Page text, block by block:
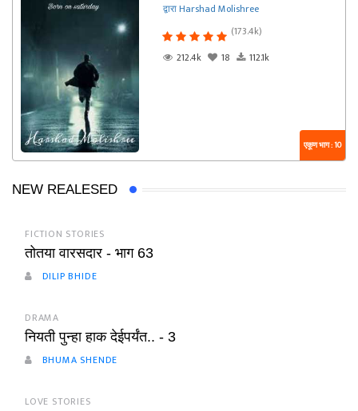
द्वारा Harshad Molishree
(173.4k)
212.4k
18 112.1k
एकूण भाग : 10
NEW REALESED
FICTION STORIES
तोतया वारसदार - भाग 63
DILIP BHIDE
DRAMA
नियती पुन्हा हाक देईपर्यंत.. - 3
BHUMA SHENDE
LOVE STORIES